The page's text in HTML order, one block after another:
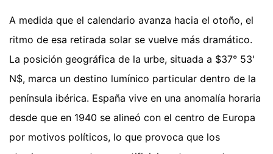
A medida que el calendario avanza hacia el otoño, el
ritmo de esa retirada solar se vuelve más dramático.
La posición geográfica de la urbe, situada a $37° 53'
N$, marca un destino lumínico particular dentro de la
península ibérica. España vive en una anomalía horaria
desde que en 1940 se alineó con el centro de Europa
por motivos políticos, lo que provoca que los